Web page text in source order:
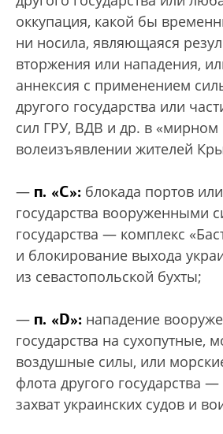
оккупация, какой бы
ни носила, являющаяся
вторжения или нападения,
аннексия с применением
другого государства или
сил ГРУ, ВДВ и др. в «мирном
волеизъявлении жителей
— п. «С»: блокада портов
государства вооруженными
государства — комплекс
и блокирование выхода
из севастопольской бухты;
— п. «D»: нападение
государства на сухопутные,
воздушные силы, или
флота другого государства
захват украинских судов и